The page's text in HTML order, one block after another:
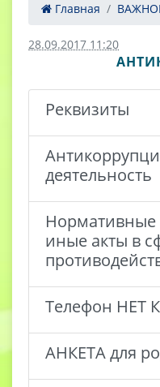
Главная
28.09.2017 11:20
Реквизиты
деятельность
Нормативные
иные акты в
Телефон НЕТ
АНКЕТА для